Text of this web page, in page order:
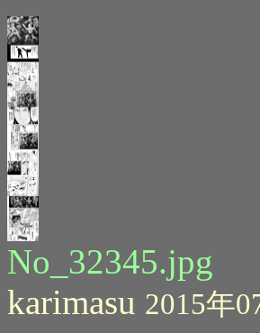
No_32345.jpg
karimasu 2015年